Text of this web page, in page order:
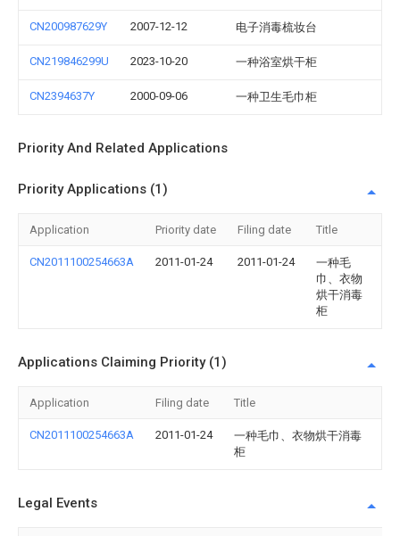
CN200987629Y 2007-12-12 电子消毒梳妆台
CN219846299U 2023-10-20 一种浴室烘干柜
CN2394637Y 2000-09-06 一种卫生毛巾柜
Priority And Related Applications
Priority Applications (1)
Application Priority date Filing date Title
CN2011100254663A 2011-01-24 2011-01-24
一种毛
巾、衣物
烘干消毒
柜
Applications Claiming Priority (1)
Application Filing date Title
CN2011100254663A 2011-01-24
一种毛巾、衣物烘干消毒
柜
Legal Events